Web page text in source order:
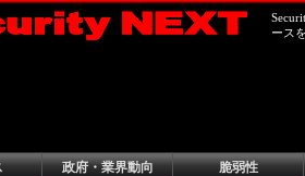
ース
政府・業界動向 脆弱性